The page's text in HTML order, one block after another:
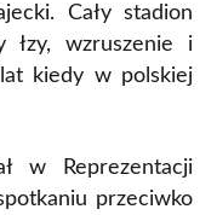
Cały stadion
łzy, wzruszenie i
kiedy w polskiej
w Reprezentacji
przeciwko